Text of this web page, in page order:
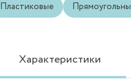
Пластиковые
Характеристики